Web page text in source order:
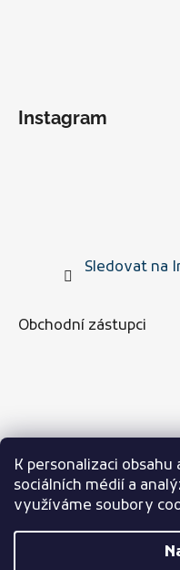
K personalizaci
sociálních médií a
využíváme soubory
Instagram
Sledovat na
Obchodní zástupci